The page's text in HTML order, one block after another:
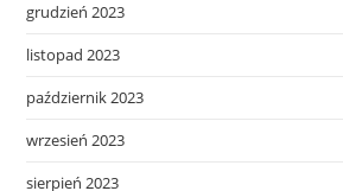
grudzień 2023
listopad 2023
październik 2023
wrzesień 2023
sierpień 2023